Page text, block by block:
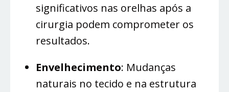
significativos nas orelhas após a
cirurgia podem comprometer os
resultados.
Envelhecimento: Mudanças
naturais no tecido e na estrutura